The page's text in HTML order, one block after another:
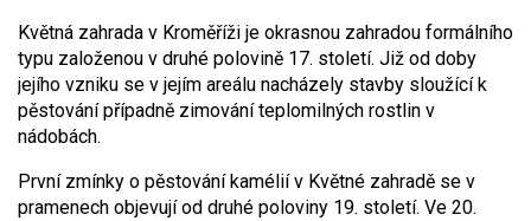
Květná zahrada v Kroměříži je okrasnou zahradou formálního
typu založenou v druhé polovině 17. století. Již od doby
jejího vzniku se v jejím areálu nacházely stavby sloužící k
pěstování případně zimování teplomilných rostlin v
nádobách.
První zmínky o pěstování kamélií v Květné zahradě se v
pramenech objevují od druhé poloviny 19. století. Ve 20.